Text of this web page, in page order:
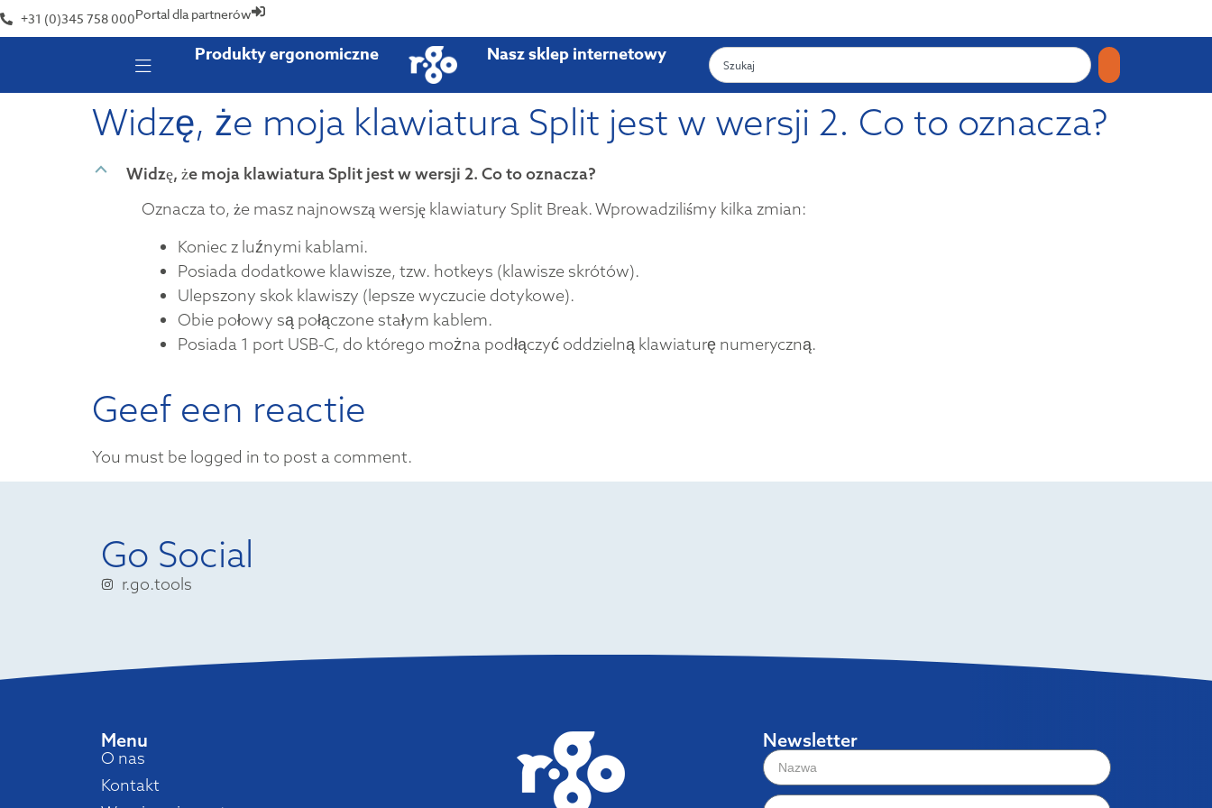
+31 (0)345 758 000Portal dla partnerów
Produkty ergonomiczne Nasz sklep internetowy
Widzę, że moja klawiatura Split jest w wersji 2. Co to oznacza?
B
Widzę, że moja klawiatura Split jest w wersji 2. Co to oznacza?
Oznacza to, że masz najnowszą wersję klawiatury Split Break. Wprowadziliśmy kilka zmian:
Koniec z luźnymi kablami.
Posiada dodatkowe klawisze, tzw. hotkeys (klawisze skrótów).
Ulepszony skok klawiszy (lepsze wyczucie dotykowe).
Obie połowy są połączone stałym kablem.
Posiada 1 port USB-C, do którego można podłączyć oddzielną klawiaturę numeryczną.
Geef een reactie
You must be logged in to post a comment.
Go Social
r.go.tools
Menu
O nas
Kontakt
Newsletter